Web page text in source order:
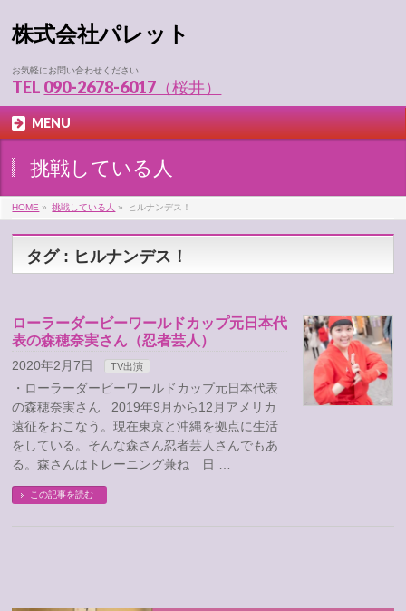
株式会社パレット
お気軽にお問い合わせください
TEL 090-2678-6017（桜井）
MENU
挑戦している人
HOME » 挑戦している人 » ヒルナンデス！
タグ : ヒルナンデス！
ローラーダービーワールドカップ元日本代
表の森穂奈実さん（忍者芸人）
2020年2月7日 TV出演
・ローラーダービーワールドカップ元日本代表
の森穂奈実さん 2019年9月から12月アメリカ
遠征をおこなう。現在東京と沖縄を拠点に生活
をしている。そんな森さん忍者芸人さんでもあ
る。森さんはトレーニング兼ね 日 …
この記事を読む